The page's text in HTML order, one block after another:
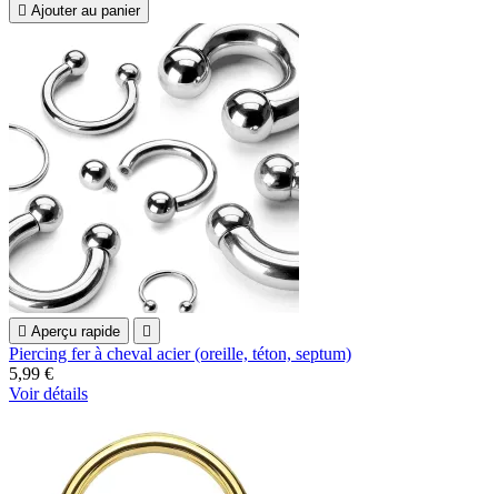
 Ajouter au panier
 Aperçu rapide 
Piercing fer à cheval acier (oreille, téton, septum)
5,99 €
Voir détails